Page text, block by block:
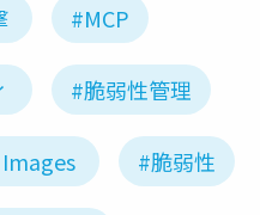
#MCP
#脆弱性管理
#脆弱性